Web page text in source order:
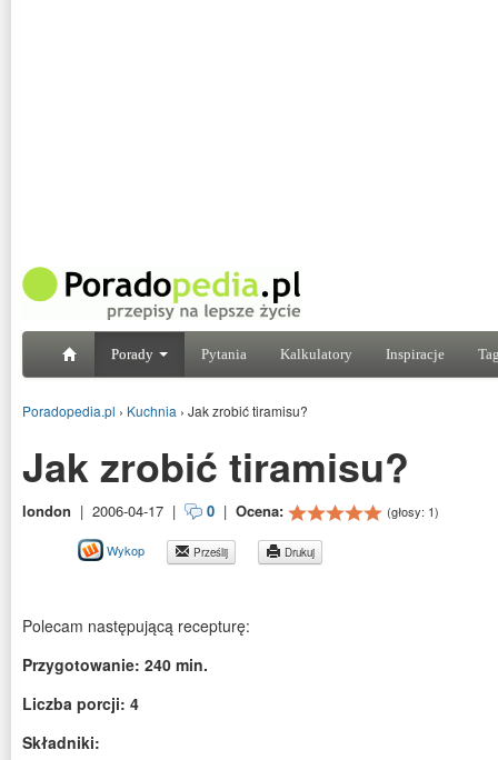
Porady Pytania Kalkulatory Inspiracje
Poradopedia.pl › Kuchnia › Jak zrobić tiramisu?
Jak zrobić tiramisu?
london | 2006-04-17 | 0 | Ocena: (głosy: 1)
Wykop Prześlij Drukuj
Polecam następującą recepturę:
Przygotowanie: 240 min.
Liczba porcji: 4
Składniki: